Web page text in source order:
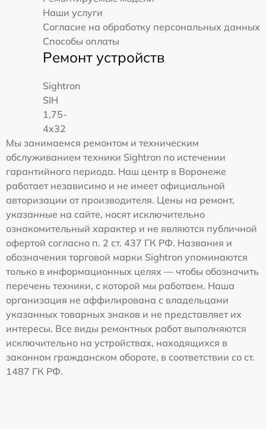
Наши услуги
Согласие на обработку персональных данных
Способы оплаты
Ремонт устройств
Sightron
SIH
1,75-
4x32
Мы занимаемся ремонтом и техническим
обслуживанием техники Sightron по истечении
гарантийного периода. Наш центр в Воронеже
работает независимо и не имеет официальной
авторизации от производителя. Цены на ремонт,
указанные на сайте, носят исключительно
ознакомительный характер и не являются публичной
офертой согласно п. 2 ст. 437 ГК РФ. Названия и
обозначения торговой марки Sightron упоминаются
только в информационных целях — чтобы обозначить
перечень техники, с которой мы работаем. Наша
организация не аффилирована с владельцами
указанных товарных знаков и не представляет их
интересы. Все виды ремонтных работ выполняются
исключительно на устройствах, находящихся в
законном гражданском обороте, в соответствии со ст.
1487 ГК РФ.